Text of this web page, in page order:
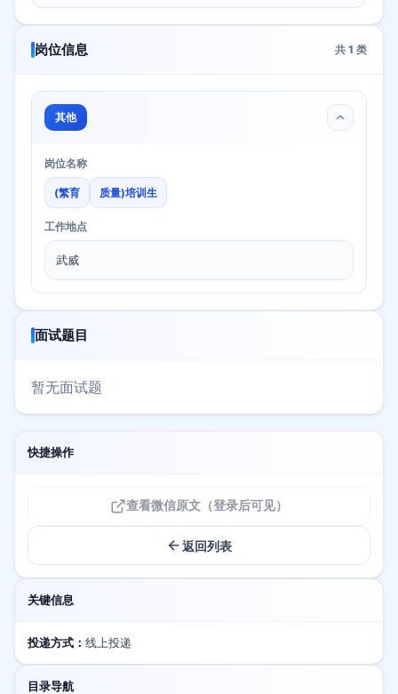
岗位信息 共 1 类
其他
岗位名称
(繁育 质量)培训生
工作地点
武威
面试题目
暂无面试题
快捷操作
查看微信原文（登录后可见）
返回列表
关键信息
投递方式： 线上投递
目录导航